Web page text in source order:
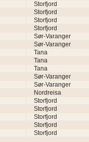
Storfjord
Storfjord
Storfjord
Storfjord
Sør-Varanger
Sør-Varanger
Tana
Tana
Tana
Sør-Varanger
Sør-Varanger
Nordreisa
Storfjord
Storfjord
Storfjord
Storfjord
Storfjord